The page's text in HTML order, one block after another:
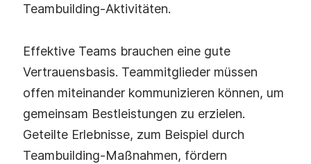
Teambuilding‑Aktivitäten.
Effektive Teams brauchen eine gute
Vertrauensbasis. Teammitglieder müssen
offen miteinander kommunizieren können, um
gemeinsam Bestleistungen zu erzielen.
Geteilte Erlebnisse, zum Beispiel durch
Teambuilding‑Maßnahmen, fördern